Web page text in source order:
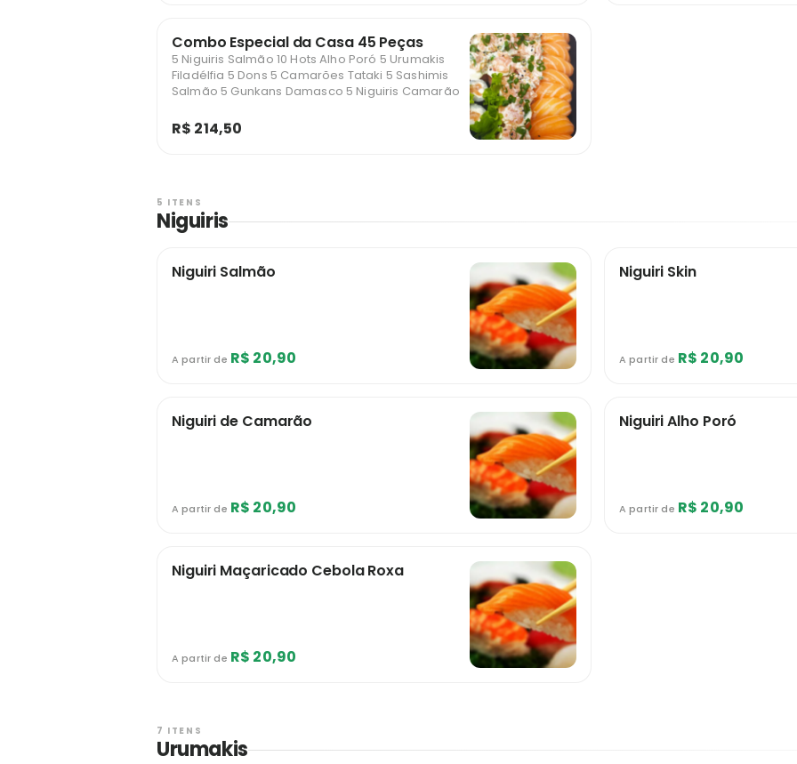
Combo Especial da Casa 45 Peças
5 Niguiris Salmão 10 Hots Alho Poró 5 Urumakis
Filadélfia 5 Dons 5 Camarões Tataki 5 Sashimis
Salmão 5 Gunkans Damasco 5 Niguiris Camarão
R$ 214,50
5 ITENS
Niguiris
Niguiri Salmão
A partir de R$ 20,90
Niguiri Skin
A partir de R$ 20,90
Niguiri de Camarão
A partir de R$ 20,90
Niguiri Alho Poró
A partir de R$ 20,90
Niguiri Maçaricado Cebola Roxa
A partir de R$ 20,90
7 ITENS
Urumakis